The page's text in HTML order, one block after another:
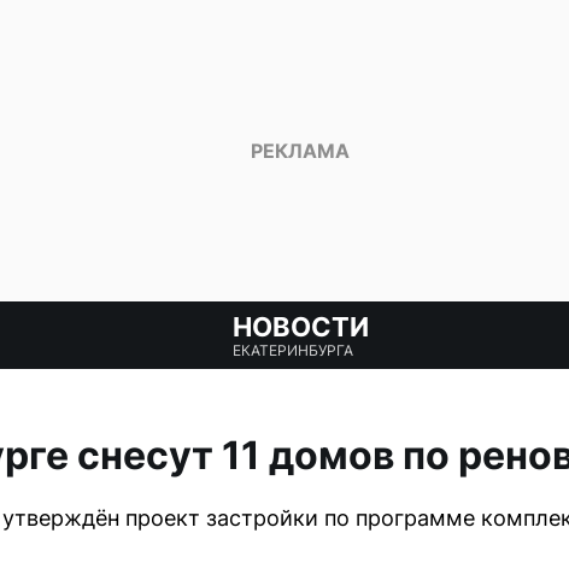
НОВОСТИ
ЕКАТЕРИНБУРГА
снесут 11 домов по
проект застройки по программе